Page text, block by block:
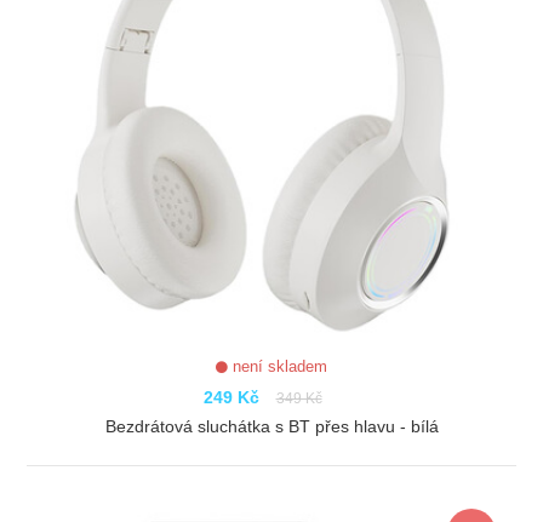
není skladem
249 Kč 349 Kč
Bezdrátová sluchátka s BT přes hlavu - bílá